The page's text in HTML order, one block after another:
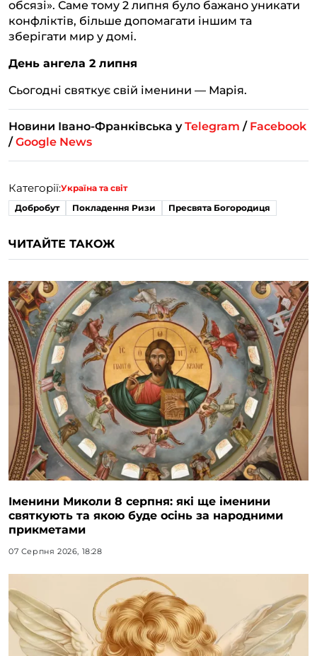
обсязі». Саме тому 2 липня було бажано уникати
конфліктів, більше допомагати іншим та
зберігати мир у домі.
День ангела 2 липня
Сьогодні святкує свій іменини — Марія.
Новини Івано-Франківська уTelegram / Facebook
/Google News
Категорії:Україна та світ
Добробут
Покладення Ризи Пресвята Богородиця
ЧИТАЙТЕ ТАКОЖ
Іменини Миколи 8 серпня: які ще іменини
святкують та якою буде осінь за народними
прикметами
07 Серпня 2026, 18:28